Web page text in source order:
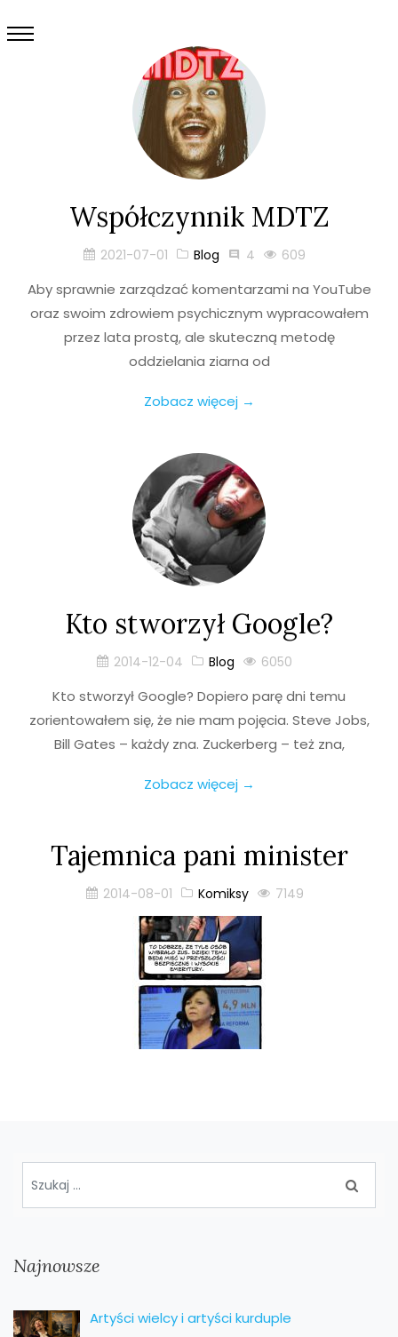
Współczynnik MDTZ
2021-07-01 Blog 4 609
Aby sprawnie zarządzać komentarzami na YouTube
oraz swoim zdrowiem psychicznym wypracowałem
przez lata prostą, ale skuteczną metodę
oddzielania ziarna od
Zobacz więcej →
Kto stworzył Google?
2014-12-04 Blog 6050
Kto stworzył Google? Dopiero parę dni temu
zorientowałem się, że nie mam pojęcia. Steve Jobs,
Bill Gates – każdy zna. Zuckerberg – też zna,
Zobacz więcej →
Tajemnica pani minister
2014-08-01 Komiksy 7149
Najnowsze
Artyści wielcy i artyści kurduple